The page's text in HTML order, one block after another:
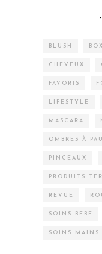
BLUSH
CHEVEUX
FAVORIS
LIFESTYLE
MASCARA
OMBRES À
PINCEAUX
PRODUITS
REVUE
SOINS BÉBÉ
SOINS MAINS